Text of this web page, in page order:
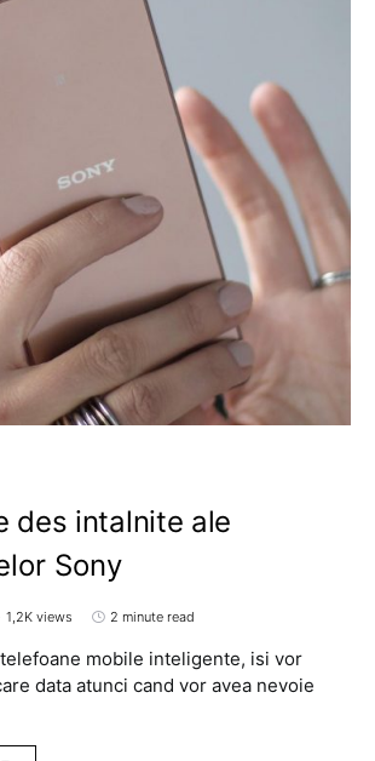
des intalnite ale
Sony
1,2K views 2 minute read
mobile inteligente, isi vor
data atunci cand vor avea nevoie